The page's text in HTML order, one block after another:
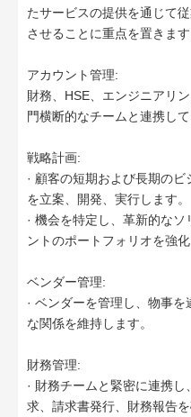
たサービスの提供を通じて
させることに重点を置きます
アカウント管理:
財務、HSE、エンジニアリ
門横断的なチームと連携し
戦略計画:
· 顧客の短期および長期の
を立案、開発、実行します。
· 機会を特定し、革新的な
ントのポートフォリオを強化
ベンダー管理:
· ベンダーを管理し、物事
な関係を維持します。
財務管理:
· 財務チームと緊密に連携
求、請求書発行、財務報告を